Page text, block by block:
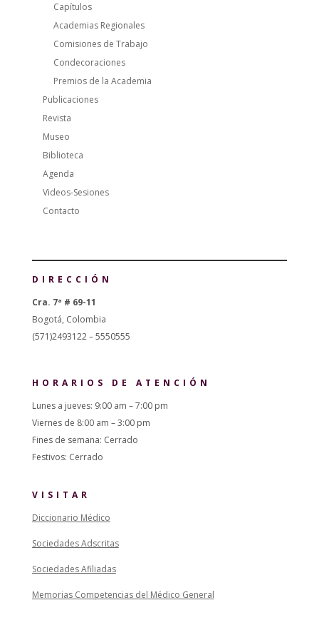
Capítulos
Academias Regionales
Comisiones de Trabajo
Condecoraciones
Premios de la Academia
Publicaciones
Revista
Museo
Biblioteca
Agenda
Videos-Sesiones
Contacto
DIRECCIÓN
Cra. 7ª # 69-11
Bogotá, Colombia
(571)2493122 – 5550555
HORARIOS DE ATENCIÓN
Lunes a jueves: 9:00 am – 7:00 pm
Viernes de 8:00 am – 3:00 pm
Fines de semana: Cerrado
Festivos: Cerrado
VISITAR
Diccionario Médico
Sociedades Adscritas
Sociedades Afiliadas
Memorias Competencias del Médico General